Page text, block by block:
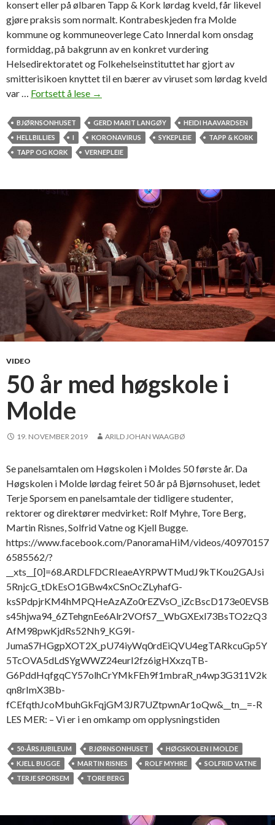
konsert eller på ølbaren Tapp & Kork lørdag kveld, får likevel
gjøre praksis som normalt. Kontrabeskjeden fra Molde
kommune og kommuneoverlege Cato Innerdal kom onsdag
formiddag, på bakgrunn av en konkret vurdering
Helsedirektoratet og Folkehelseinstituttet har gjort av
smitterisikoen knyttet til en bærer av viruset som lørdag kveld
var … Fortsett å lese K
r
o
n
u
s
e
t
:
S
y
k
l
g
v
e
r
n
e
e
i
e
s
t
u
d
n
t
e
r
i
p
a
→
BJØRNSONHUSET GERD MARIT LANGØY
HEIDI HAAVARDSEN
HELLBILLIES
I KORONAVIRUS SYKEPLEIE
TAPP & KORK
TAPP OG KORK
VERNEPLEIE
VIDEO
50 år med høgskole i
Molde
19. NOVEMBER 2019 ARILD JOHAN WAAGBØ
Se panelsamtalen om Høgskolen i Moldes 50 første år. Da
Høgskolen i Molde lørdag feiret 50 år på Bjørnsohuset, ledet
Terje Sporsem en panelsamtale der tidligere studenter,
rektorer og direktører medvirket: Rolf Myhre, Tore Berg,
Martin Risnes, Solfrid Vatne og Kjell Bugge.
https://www.facebook.com/PanoramaHiM/videos/40970157
6585562/?
__xts__[0]=68.ARDLFDCRIeaeAYRPWTMudJ9kTKou2GAJsi
5RnjcG_tDkEsO1GBw4xCSnOcZLyhafG-
ksSPdpjrKM4hMPQHeAzAZo0rEZVsO_iZcBscD173e0EVSB
s45hjwa94_6ZTehgnEe6Alr2VOfS7__WbGXExl73BsTO2zQ3
AfM98pwKjdRs52Nh9_KG9I-
JumaS7HGgpXOT2X_pU74iyWq0rdEiQVU4egTARkcuGp5Y
5TcOVA5dLdSYgWWZ24eurI2fz6igHXxzqTB-
G6PddHqfgqCY57olhCrYMkFEh9f1mbraR_n4wp3G311V2k
qn8rImX3Bb-
fCEfqthJcoMbuhGkFqjGM3JR7UZtpwnAr1oQw&__tn__=-R
LES MER: – Vi er i en omkamp om opplysningstiden
50-ÅRSJUBILEUM BJØRNSONHUSET
HØGSKOLEN I MOLDE
KJELL BUGGE
MARTIN RISNES ROLF MYHRE
SOLFRID VATNE
TERJE SPORSEM
TORE BERG